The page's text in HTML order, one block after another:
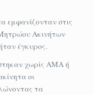
εμφανίζονταν στις
Ακινήτων
έγκυρος.
χωρίς ΑΜΑ ή
οι
τα